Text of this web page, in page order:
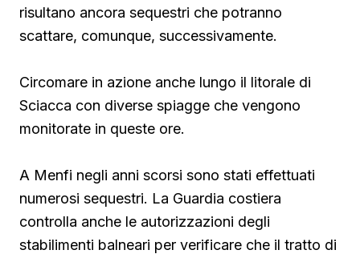
risultano ancora sequestri che potranno
scattare, comunque, successivamente.
Circomare in azione anche lungo il litorale di
Sciacca con diverse spiagge che vengono
monitorate in queste ore.
A Menfi negli anni scorsi sono stati effettuati
numerosi sequestri. La Guardia costiera
controlla anche le autorizzazioni degli
stabilimenti balneari per verificare che il tratto di